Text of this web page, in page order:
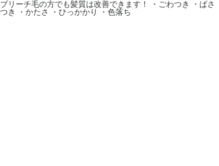
ブリーチ毛の方でも髪質は改善できます！ ・ごわつき ・ぱさ
つき ・かたさ ・ひっかかり ・色落ち ⁡